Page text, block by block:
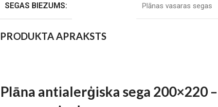
SEGAS BIEZUMS: Plānas vasaras segas
PRODUKTA APRAKSTS
Plāna antialerģiska sega 200×220 –